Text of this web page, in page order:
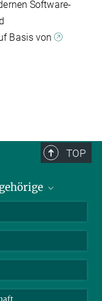
Software-
Basis von
TOP